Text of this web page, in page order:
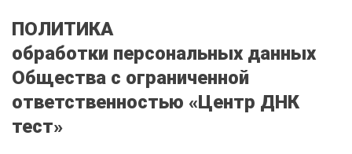
ПОЛИТИКА
обработки персональных данных
Общества с ограниченной
ответственностью «Центр ДНК
тест»